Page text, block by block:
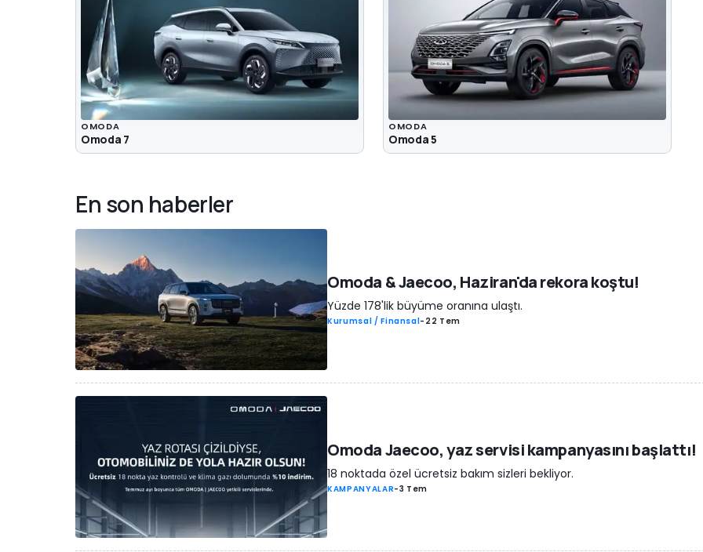
OMODA
Omoda 7
OMODA
Omoda 5
En son haberler
Omoda & Jaecoo, Haziran'da rekora koştu!
Yüzde 178'lik büyüme oranına ulaştı.
Kurumsal / Finansal- 22 Tem
Omoda Jaecoo, yaz servisi kampanyasını başlattı!
18 noktada özel ücretsiz bakım sizleri bekliyor.
KAMPANYALAR-3 Tem